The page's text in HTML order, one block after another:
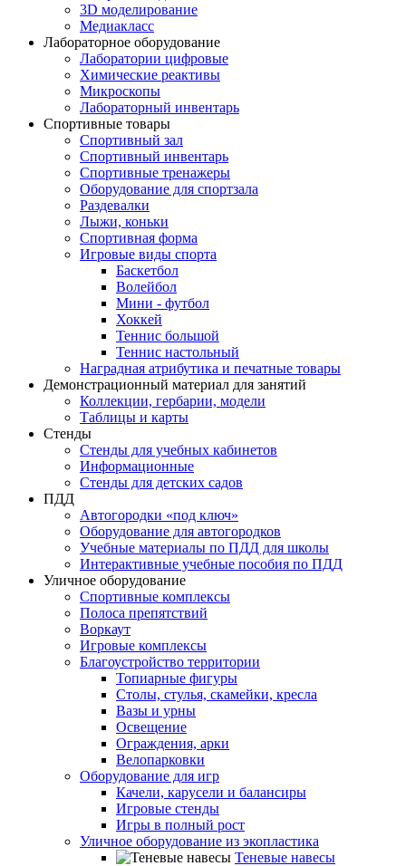
3D моделирование
Медиакласс
Лабораторное оборудование
Лаборатории цифровые
Химические реактивы
Микроскопы
Лабораторный инвентарь
Спортивные товары
Спортивный зал
Спортивный инвентарь
Спортивные тренажеры
Оборудование для спортзала
Раздевалки
Лыжи, коньки
Спортивная форма
Игровые виды спорта
Баскетбол
Волейбол
Мини - футбол
Хоккей
Теннис большой
Теннис настольный
Наградная атрибутика и печатные товары
Демонстрационный материал для занятий
Коллекции, гербарии, модели
Таблицы и карты
Стенды
Стенды для учебных кабинетов
Информационные
Стенды для детских садов
ПДД
Автогородки «под ключ»
Оборудование для автогородков
Учебные материалы по ПДД для школы
Интерактивные учебные пособия по ПДД
Уличное оборудование
Спортивные комплексы
Полоса препятствий
Воркаут
Игровые комплексы
Благоустройство территории
Топиарные фигуры
Столы, стулья, скамейки, кресла
Вазы и урны
Освещение
Ограждения, арки
Велопарковки
Оборудование для игр
Качели, карусели и балансиры
Игровые стенды
Игры в полный рост
Уличное оборудование из экопластика
Теневые навесы